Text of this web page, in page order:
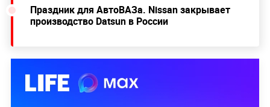
Праздник для АвтоВАЗа. Nissan закрывает
производство Datsun в России